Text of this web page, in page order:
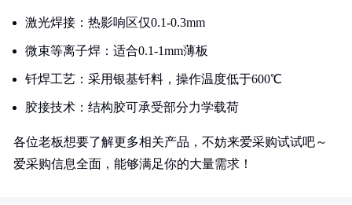
激光焊接：热影响区仅0.1-0.3mm
微束等离子焊：适合0.1-1mm薄板
钎焊工艺：采用银基钎料，操作温度低于600℃
胶接技术：结构胶可承受部分力学载荷
各位老板想要了解更多相关产品，不妨来爱采购试试吧～
爱采购信息全面，能够满足你的大量需求！